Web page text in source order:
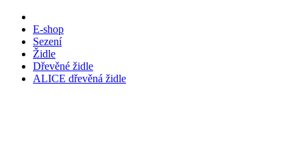
E-shop
Sezení
Židle
Dřevěné židle
ALICE dřevěná židle